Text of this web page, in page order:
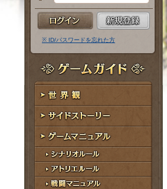
ー
ル
ア
ド
レ
ス
パ
ス
ー
ド
※ ID/パスワードを忘れた方
ゲームガイド
世界観
サイドストーリー
ゲームマニュアル
シナリオルール
アトリエルール